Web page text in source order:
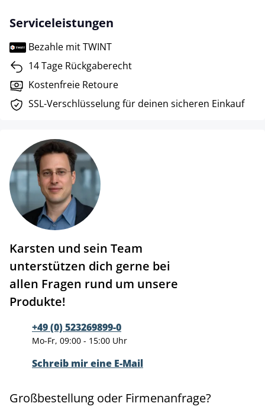
Serviceleistungen
Bezahle mit TWINT
14 Tage Rückgaberecht
Kostenfreie Retoure
SSL-Verschlüsselung für deinen sicheren Einkauf
Karsten und sein Team
unterstützen dich gerne bei
allen Fragen rund um unsere
Produkte!
+49 (0) 523269899-0
Mo-Fr, 09:00 - 15:00 Uhr
Schreib mir eine E-Mail
Großbestellung oder Firmenanfrage?